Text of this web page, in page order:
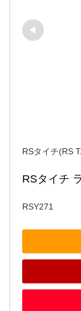
RSタイチ(RS
RSタイチ
RSY271